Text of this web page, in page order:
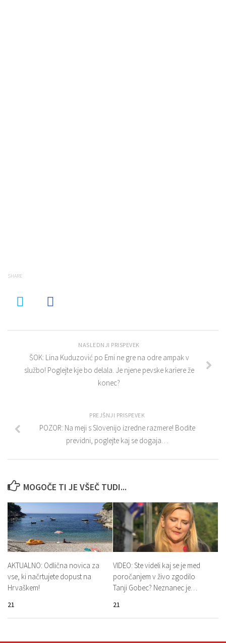
SHARE
NASLEDNJI PRISPEVEK
ŠOK: Lina Kuduzović po Emi ne gre na odre ampak v
službo! Poglejte kje bo delala. Je njene pevske kariere že
konec?
PREJŠNJI PRISPEVEK
POZOR: Na meji s Slovenijo izredne razmere! Bodite
previdni, poglejte kaj se dogaja…
MOGOČE TI JE VŠEČ TUDI...
AKTUALNO: Odlična novica za
vse, ki načrtujete dopust na
Hrvaškem!
21
VIDEO: Ste videli kaj se je med
poročanjem v živo zgodilo
Tanji Gobec? Neznanec je…
21